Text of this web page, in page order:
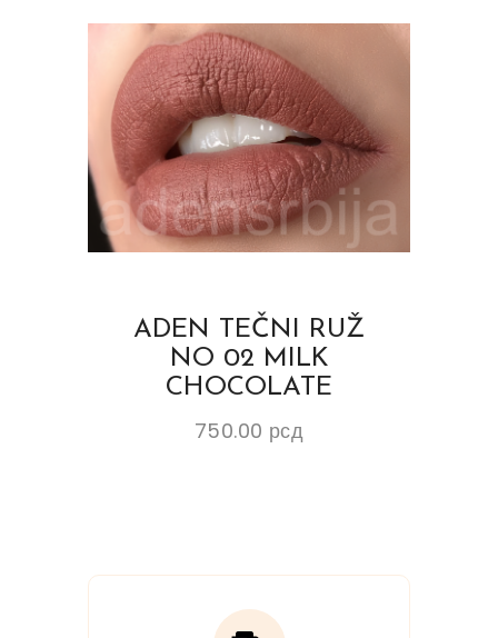
ADEN TEČNI RUŽ
NO 02 MILK
CHOCOLATE
750.00 рсд